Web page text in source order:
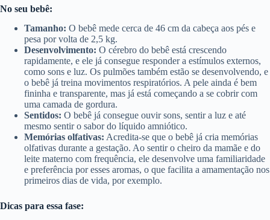
No seu bebê:
Tamanho: O bebê mede cerca de 46 cm da cabeça aos pés e
pesa por volta de 2,5 kg.
Desenvolvimento: O cérebro do bebê está crescendo
rapidamente, e ele já consegue responder a estímulos externos,
como sons e luz. Os pulmões também estão se desenvolvendo, e
o bebê já treina movimentos respiratórios. A pele ainda é bem
fininha e transparente, mas já está começando a se cobrir com
uma camada de gordura.
Sentidos: O bebê já consegue ouvir sons, sentir a luz e até
mesmo sentir o sabor do líquido amniótico.
Memórias olfativas: Acredita-se que o bebê já cria memórias
olfativas durante a gestação. Ao sentir o cheiro da mamãe e do
leite materno com frequência, ele desenvolve uma familiaridade
e preferência por esses aromas, o que facilita a amamentação nos
primeiros dias de vida, por exemplo.
Dicas para essa fase: